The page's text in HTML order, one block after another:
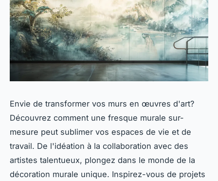
Envie de transformer vos murs en œuvres d'art?
Découvrez comment une fresque murale sur-
mesure peut sublimer vos espaces de vie et de
travail. De l'idéation à la collaboration avec des
artistes talentueux, plongez dans le monde de la
décoration murale unique. Inspirez-vous de projets